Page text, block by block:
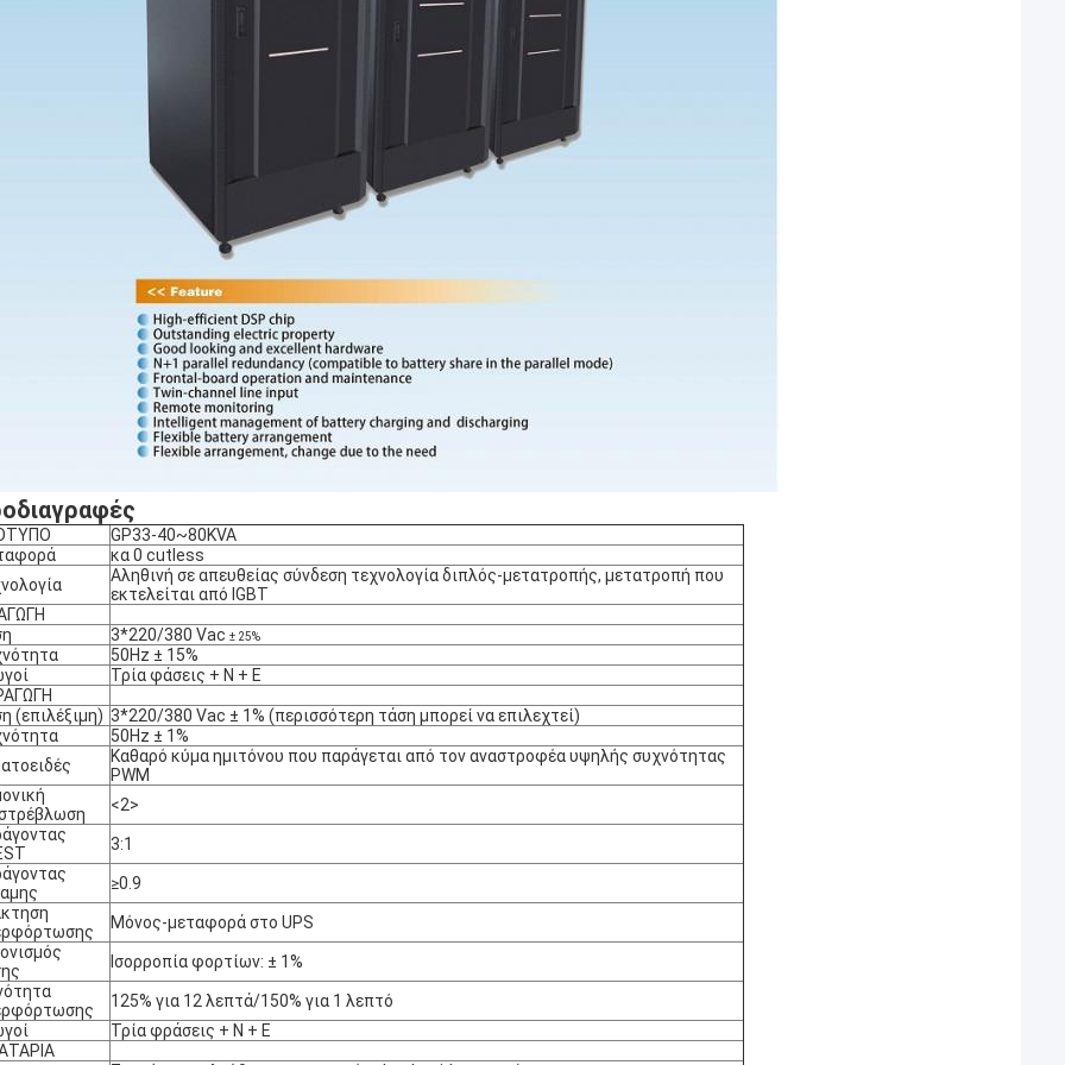
GP33-40~80KVA
κα 0 cutless
Αληθινή σε απευθείας σύνδεση τεχνολογία διπλός-μετατροπής, μετατροπή που
εκτελείται από IGBT
3*220/380 Vac ± 25%
50Hz ± 15%
Τρία φάσεις + Ν + Ε
(επιλέξιμη) 3*220/380 Vac ± 1% (περισσότερη τάση μπορεί να επιλεχτεί)
50Hz ± 1%
Καθαρό κύμα ημιτόνου που παράγεται από τον αναστροφέα υψηλής συχνότητας
PWM
<2>
3:1
≥0.9
Μόνος-μεταφορά στο UPS
Ισορροπία φορτίων: ± 1%
125% για 12 λεπτά/150% για 1 λεπτό
Τρία φράσεις + Ν + Ε